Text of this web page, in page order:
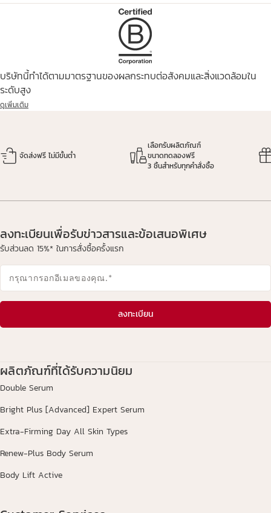
บริษัทนี้ทำได้ตามมาตรฐานของผลกระทบต่อสังคมและสิ่งแวดล้อมใน
ระดับสูง
ดูเพิ่มเติม
จัดส่งฟรี ไม่มีขั้นต่ำ
เลือกรับผลิตภัณฑ์
ขนาดทดลองฟรี
3 ชิ้นสำหรับทุกคำสั่งซื้อ
ลงทะเบียนเพื่อรับข่าวสารและข้อเสนอพิเศษ
รับส่วนลด 15%* ในการสั่งซื้อครั้งแรก
กรุณากรอกอีเมลของคุณ.*
ลงทะเบียน
ผลิตภัณฑ์ที่ได้รับความนิยม
Double Serum
Bright Plus [Advanced] Expert Serum
Extra-Firming Day All Skin Types
Renew-Plus Body Serum
Body Lift Active